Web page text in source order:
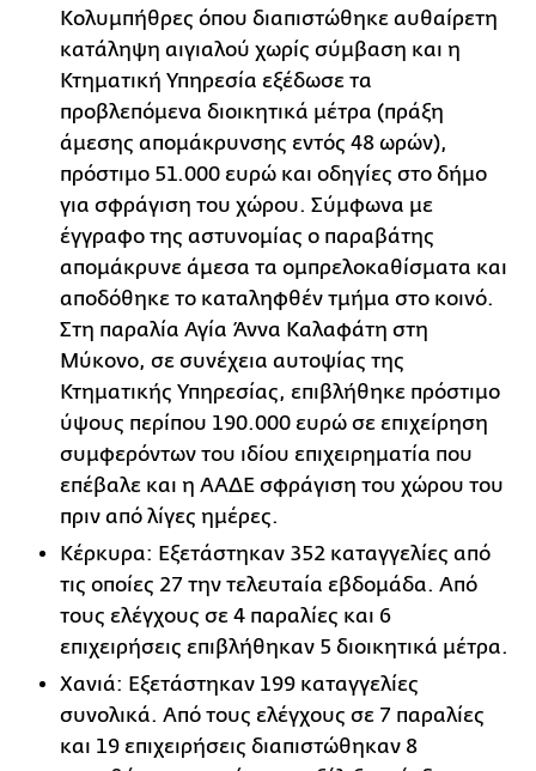
Κολυμπήθρες όπου διαπιστώθηκε αυθαίρετη
κατάληψη αιγιαλού χωρίς σύμβαση και η
Κτηματική Υπηρεσία εξέδωσε τα
προβλεπόμενα διοικητικά μέτρα (πράξη
άμεσης απομάκρυνσης εντός 48 ωρών),
πρόστιμο 51.000 ευρώ και οδηγίες στο δήμο
για σφράγιση του χώρου. Σύμφωνα με
έγγραφο της αστυνομίας ο παραβάτης
απομάκρυνε άμεσα τα ομπρελοκαθίσματα και
αποδόθηκε το καταληφθέν τμήμα στο κοινό.
Στη παραλία Αγία Άννα Καλαφάτη στη
Μύκονο, σε συνέχεια αυτοψίας της
Κτηματικής Υπηρεσίας, επιβλήθηκε πρόστιμο
ύψους περίπου 190.000 ευρώ σε επιχείρηση
συμφερόντων του ιδίου επιχειρηματία που
επέβαλε και η ΑΑΔΕ σφράγιση του χώρου του
πριν από λίγες ημέρες.
Κέρκυρα: Εξετάστηκαν 352 καταγγελίες από
τις οποίες 27 την τελευταία εβδομάδα. Από
τους ελέγχους σε 4 παραλίες και 6
επιχειρήσεις επιβλήθηκαν 5 διοικητικά μέτρα.
Χανιά: Εξετάστηκαν 199 καταγγελίες
συνολικά. Από τους ελέγχους σε 7 παραλίες
και 19 επιχειρήσεις διαπιστώθηκαν 8